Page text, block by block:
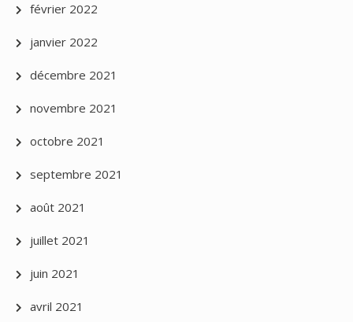
février 2022
janvier 2022
décembre 2021
novembre 2021
octobre 2021
septembre 2021
août 2021
juillet 2021
juin 2021
avril 2021